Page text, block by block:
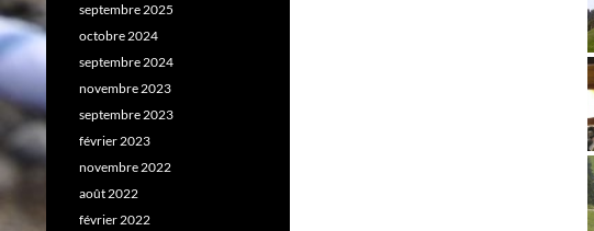
septembre 2025
octobre 2024
septembre 2024
novembre 2023
septembre 2023
février 2023
novembre 2022
août 2022
février 2022